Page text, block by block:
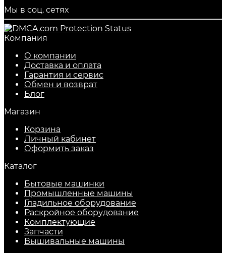
Мы в соц. сетях
Компания
О компании
Доставка и оплата
Гарантия и сервис
Обмен и возврат
Блог
Магазин
Корзина
Личный кабинет
Оформить заказ
Каталог
Бытовые машинки
Промышленные машины
Гладильное оборудование
Раскройное оборудование
Комплектующие
Запчасти
Вышивальные машины